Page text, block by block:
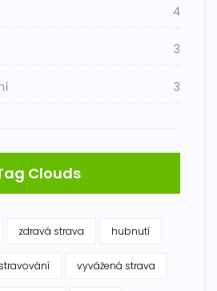
4
3
3
Clouds
zdravá strava hubnutí
vyvážená strava